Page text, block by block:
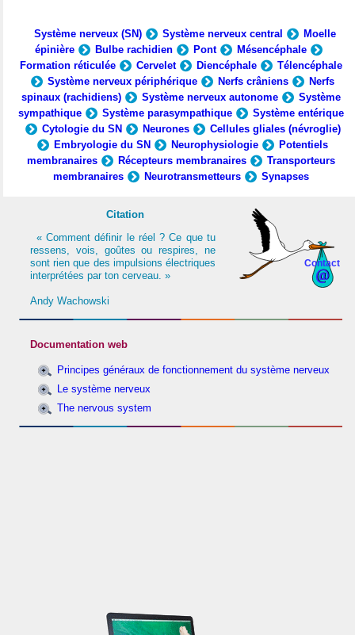
Système nerveux (SN) Système nerveux central
Moelle
épinière
Bulbe rachidien Pont
Mésencéphale
Formation réticulée
Cervelet Diencéphale
Télencéphale
Système nerveux périphérique
Nerfs crâniens
Nerfs
spinaux (rachidiens)
Système nerveux autonome
Système
sympathique
Système parasympathique
Système entérique
Cytologie du SN
Neurones
Cellules gliales (névroglie)
Embryologie du SN
Neurophysiologie
Potentiels
membranaires
Récepteurs membranaires
Transporteurs
membranaires
Neurotransmetteurs Synapses
Contact
Citation
« Comment définir le réel ? Ce que tu
ressens, vois, goûtes ou respires, ne
sont rien que des impulsions électriques
interprétées par ton cerveau. »
Andy Wachowski
Documentation web
Principes généraux de fonctionnement du système nerveux
Le système nerveux
The nervous system